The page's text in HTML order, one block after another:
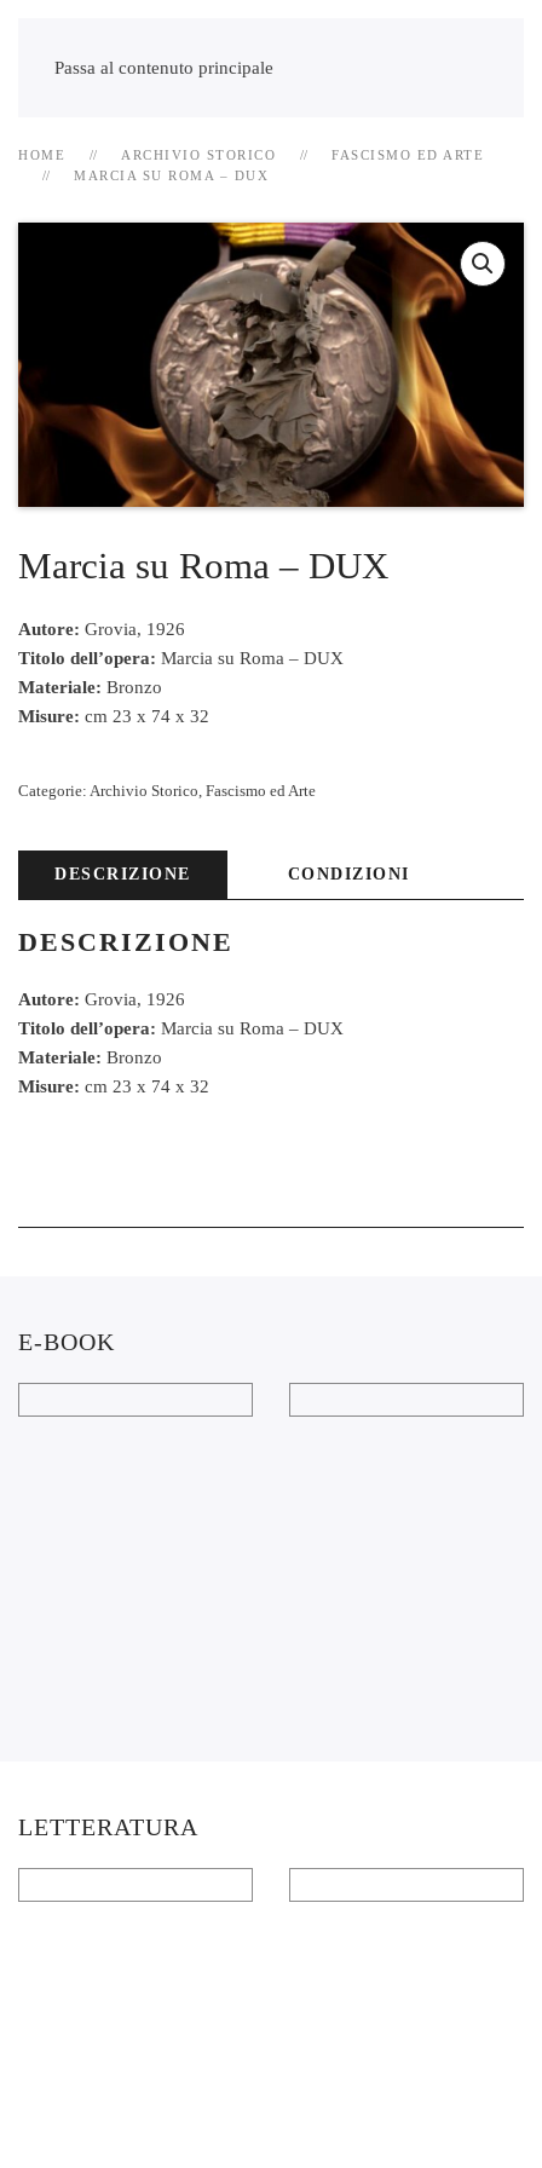
Passa al contenuto principale
HOME ARCHIVIO STORICO
FASCISMO ED ARTE
MARCIA SU ROMA – DUX
Marcia su Roma – DUX
Autore: Grovia, 1926
Titolo dell’opera: Marcia su Roma – DUX
Materiale: Bronzo
Misure: cm 23 x 74 x 32
Categorie: Archivio Storico, Fascismo ed Arte
DESCRIZIONE CONDIZIONI
DESCRIZIONE
Autore: Grovia, 1926
Titolo dell’opera: Marcia su Roma – DUX
Materiale: Bronzo
Misure: cm 23 x 74 x 32
E-BOOK
LETTERATURA